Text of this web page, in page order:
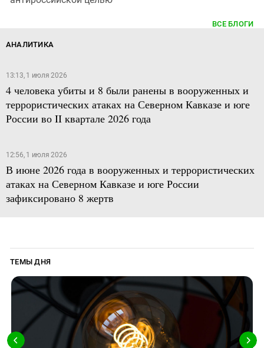
ВСЕ БЛОГИ
АНАЛИТИКА
13:13, 1 июля 2026
4 человека убиты и 8 были ранены в вооруженных и
террористических атаках на Северном Кавказе и юге
России во II квартале 2026 года
12:56, 1 июля 2026
В июне 2026 года в вооруженных и террористических
атаках на Северном Кавказе и юге России
зафиксировано 8 жертв
ТЕМЫ ДНЯ